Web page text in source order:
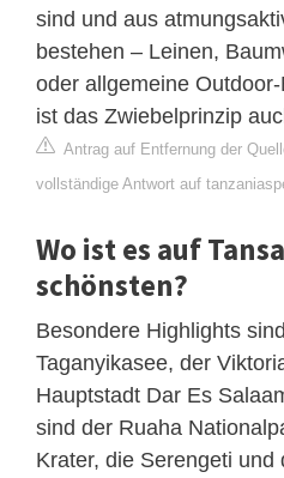
sind und aus
bestehen – Leinen,
oder allgemeine
ist das Zwiebelprinzip
Antrag auf Entfernung der
vollständige Antwort auf
Wo ist es auf
schönsten?
Besondere Highlights
Taganyikasee, der
Hauptstadt Dar Es
sind der Ruaha
Krater, die Serengeti und